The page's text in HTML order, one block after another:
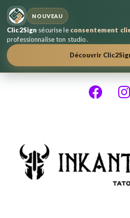
NOUVEAU
Clic2Sign sécurise le consentement
professionnalise ton studio.
Découvrir